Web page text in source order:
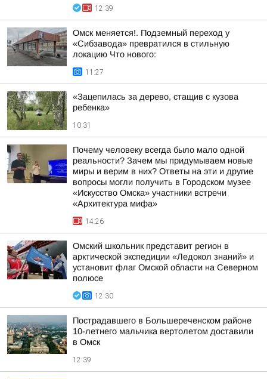
12:39
Омск меняется!. Подземный переход у
«Сибзавода» превратился в стильную
локацию Что нового:
11:27
«Зацепилась за дерево, стащив с кузова
ребенка»
10:31
Почему человеку всегда было мало одной
реальности? Зачем мы придумываем новые
миры и верим в них? Ответы на эти и другие
вопросы могли получить в Городском музее
«Искусство Омска» участники встречи
«Архитектура мифа»
14:26
Омский школьник представит регион в
арктической экспедиции «Ледокол знаний» и
установит флаг Омской области на Северном
полюсе
12:30
Пострадавшего в Большереченском районе
10-летнего мальчика вертолетом доставили
в Омск
12:39